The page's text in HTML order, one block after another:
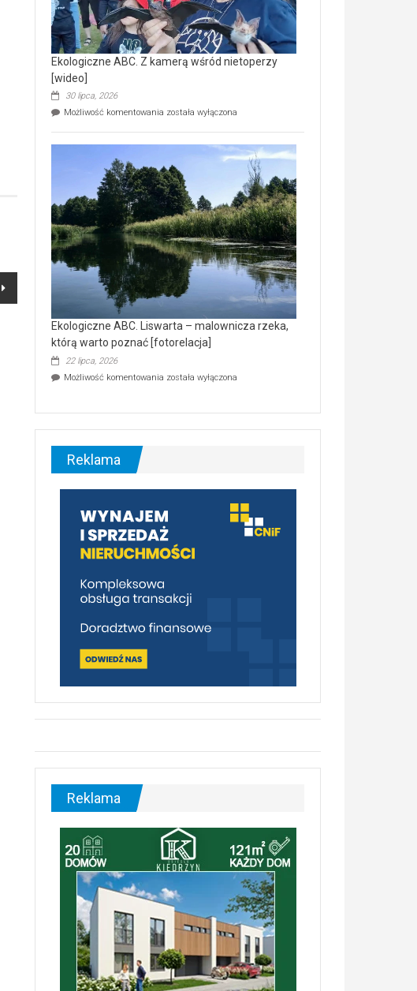
Ekologiczne ABC. Z kamerą wśród nietoperzy
[wideo]
30 lipca, 2026
Możliwość komentowania Ekologiczne
wśród
nietoperzy
[wideo]
została wyłączona
Ekologiczne ABC. Liswarta – malownicza rzeka,
którą warto poznać [fotorelacja]
22 lipca, 2026
Możliwość komentowania Ekologiczne
–
malownicza
[fotorelacja]
została wyłączona
Reklama
Reklama